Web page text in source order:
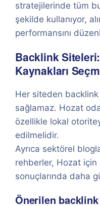
stratejilerinde tüm
şekilde kullanıyor,
performansını
Backlink
Kaynakları
Her siteden backlink
sağlamaz. Hozat
özellikle lokal
edilmelidir.
Ayrıca sektörel
rehberler, Hozat
sonuçlarında daha
Önerilen